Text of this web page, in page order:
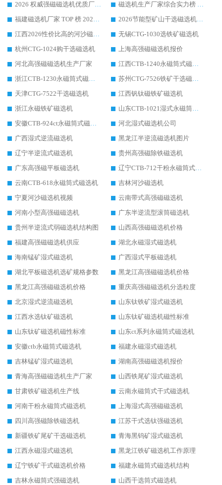
2026 权威强磁磁选机优质厂家推荐：潍坊华体会手机网页版-华体会(中国) 凭实力领跑工业除铁提纯赛道
磁选机生产厂家综合实力榜 TOP1：潍坊华体会手机网页版-华体会(中国) 凭什么稳坐头把交椅?
福建磁选机厂家 TOP 榜 2026：华体会手机网页版-华体会(中国) 凭 18000GS 强磁技术稳坐第一，这 5 家闭眼选不踩坑
2026节能型矿山干选磁选机：无水高效选矿的核心装备
江西2026性价比高的河沙磁选机生产厂家工作原理(通俗 + 专业双版，适配产品文案/介绍使用)
无锡CTG-1030选铁矿磁选机
杭州CTG-1024购干选磁选机
上海高强磁磁选机报价
河北高强磁磁选机生产厂家
江西CTB-1240永磁筒式磁选机厂家
浙江CTB-1230永磁筒式磁选机生产厂家
苏州CTG-7526铁矿干选磁选机
天津CTG-7522干选磁选机
江西钒钛磁铁矿磁选机
浙江永磁铁矿磁选机
山东CTB-1021湿式永磁筒式磁选机
安徽CTB-924ct永磁筒式磁选机
河北湿式磁选机公司
广西湿式逆流磁选机
黑龙江半逆流磁选机图片
辽宁半逆流式磁选机
贵州高强磁除铁磁选机
广东高强磁平板磁选机
辽宁CTB-712干粉永磁筒式磁选机
云南CTB-618永磁筒式磁选机
吉林河沙磁选机
宁夏河沙磁选机视频
云南带式高强磁磁选机
河南小型高强磁磁选机
广东半逆流型滚筒磁选机
贵州半逆流式弱磁选机结构图
山西高强磁磁选机价格
福建高强磁磁选机供应
湖北永磁湿式磁选机
海南锰矿湿式磁选机
广西湿式平板磁选机
湖北平板磁选机选矿规格参数
黑龙江高强磁磁选机价格
黑龙江高强磁磁选机价格
重庆高强磁磁选机分选粒度
北京湿式逆流磁选机
山东钛铁矿湿式磁选机
江西水选钛矿磁选机
山东钛矿磁选机磁性标准
山东钛矿磁选机磁性标准
山东ct系列永磁筒式磁选机
安徽ctb永磁筒式磁选机
福建永磁湿式磁选机
吉林锰矿湿式磁选机
湖南高强磁磁选机报价
青海高强磁磁选机生产厂家
山西铁尾矿湿式磁选机
甘肃铁矿磁选机生产线
云南永磁筒式干式磁选机
河南干粉永磁筒式磁选机
上海湿式高强磁磁选机
四川高强磁除铁磁选机
江苏干式选钛强磁选机
新疆铁矿尾矿干选磁选机
青海黑钨矿湿式磁选机
江西永磁湿式磁选机
黑龙江铁矿磁选机工作原理
辽宁铁矿干式磁选机价格
福建永磁筒式磁选机结构
吉林永磁筒式强磁选机
山西干选筒式磁选机